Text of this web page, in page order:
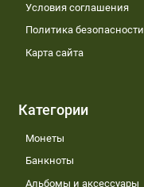
Условия соглашения
Политика безопасности
Карта сайта
Категории
Монеты
Банкноты
Альбомы и аксессуары